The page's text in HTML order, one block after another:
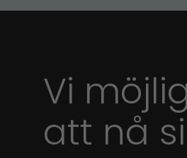
Vi
att nå